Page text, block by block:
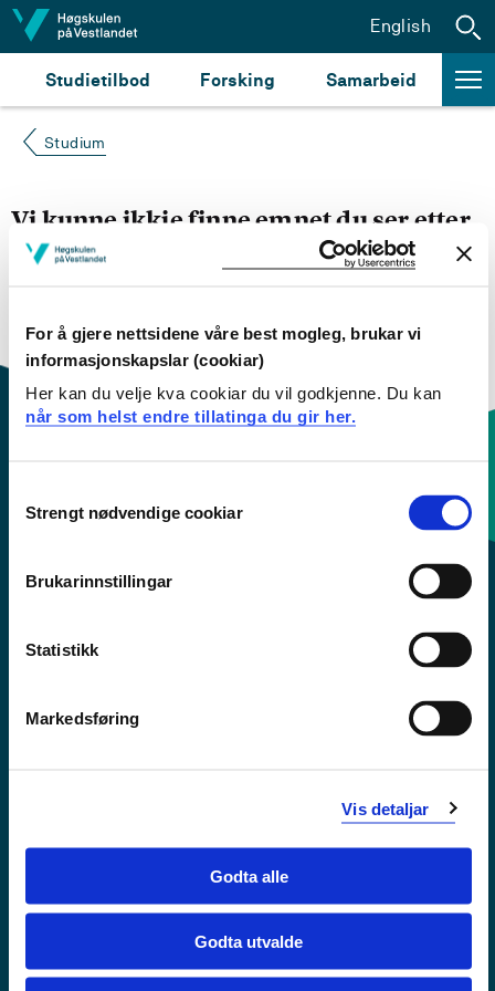
For å gjere nettsidene våre best mogleg, brukar vi
informasjonskapslar (cookiar)
Her kan du velje kva cookiar du vil godkjenne. Du kan
når som helst endre tillatinga du gir her.
Selection
Strengt nødvendige cookiar
Brukarinnstillingar
Statistikk
Markedsføring
Vis detaljar
Godta alle
Godta utvalde
Hopp til innhald
Studietilbod Forsking Samarbeid
English
Studium
Vi kunne ikkje finne emnet du ser etter
søke opp emnet du ser etter i
engelsk emneplan ved å klikke på «English».